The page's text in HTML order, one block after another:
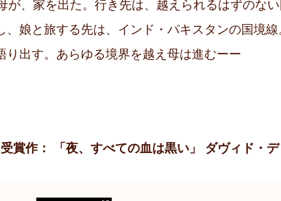
が、家を出た。行き先は、越えられるはずのな
、娘と旅する先は、インド・パキスタンの国境
り出す。あらゆる境界を越え母は進むーー
賞作： 「夜、すべての血は黒い」 ダヴィド・デ